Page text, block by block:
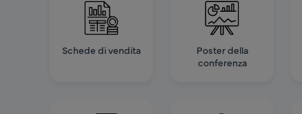
Schede di vendita
Poster della
conferenza